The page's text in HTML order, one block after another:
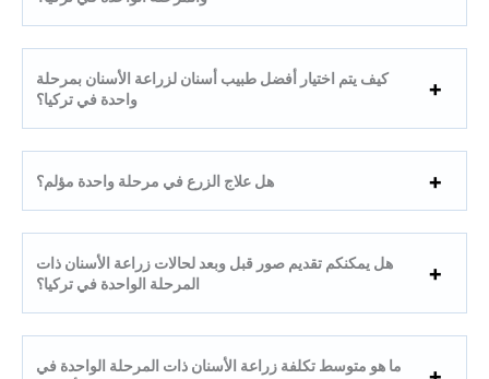
كيف يتم اختيار أفضل طبيب أسنان لزراعة الأسنان بمرحلة
واحدة في تركيا؟
هل علاج الزرع في مرحلة واحدة مؤلم؟
هل يمكنكم تقديم صور قبل وبعد لحالات زراعة الأسنان ذات
المرحلة الواحدة في تركيا؟
ما هو متوسط ​​تكلفة زراعة الأسنان ذات المرحلة الواحدة في